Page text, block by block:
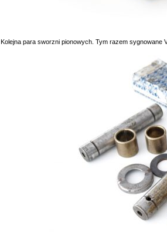
Kolejna para sworzni pionowych. Tym razem